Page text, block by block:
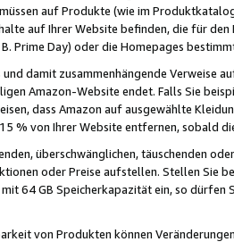
auf Produkte (wie im
auf Ihrer Website befinden, die für
Prime Day) oder die Homepages
und damit zusammenhängende
Amazon-Website endet. Falls Sie
dass Amazon auf ausgewählte
% von Ihrer Website entfernen, sobald
überschwänglichen, täuschenden
oder Preise aufstellen. Stellen Sie
64 GB Speicherkapazität ein, so dürfen
von Produkten können